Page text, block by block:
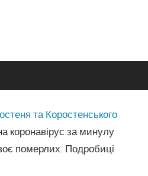
та Коростенського
коронавірус за минулу
померлих. Подробиці